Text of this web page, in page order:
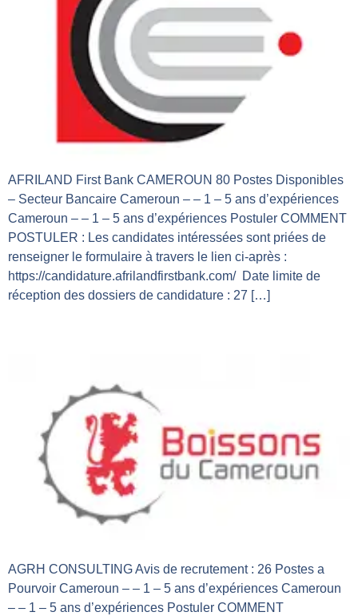
AFRILAND First Bank CAMEROUN 80 Postes Disponibles
– Secteur Bancaire Cameroun – – 1 – 5 ans d’expériences
Cameroun – – 1 – 5 ans d’expériences Postuler COMMENT
POSTULER : Les candidates intéressées sont priées de
renseigner le formulaire à travers le lien ci-après :
https://candidature.afrilandfirstbank.com/ Date limite de
réception des dossiers de candidature : 27 […]
AGRH CONSULTING Avis de recrutement : 26 Postes a
Pourvoir Cameroun – – 1 – 5 ans d’expériences Cameroun
– – 1 – 5 ans d’expériences Postuler COMMENT